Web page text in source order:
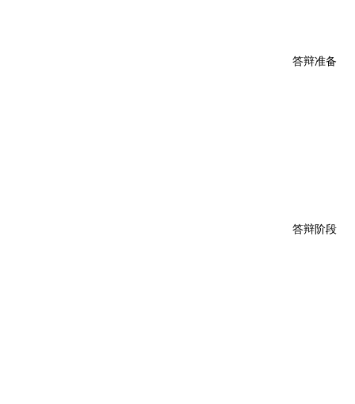
答辩准备
答辩阶段